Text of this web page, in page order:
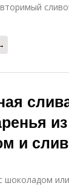
и
шоколадом